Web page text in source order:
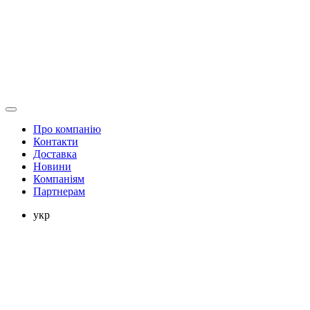
Про компанію
Контакти
Доставка
Новини
Компаніям
Партнерам
укр